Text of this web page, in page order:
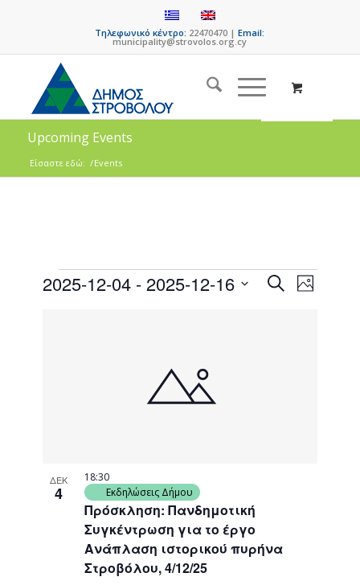
Τηλεφωνικό κέντρο: 22470470 |Email:
municipality@strovolos.org.cy
Upcoming Events
Είσαστε εδώ: /Events
Events
SearchEvent
Views
Photo
2025-12-04 - 2025-12-16
ΔΕΚ
4
Πρόσκληση: Πανδημοτική
Συγκέντρωση για το έργο
Ανάπλαση ιστορικού πυρήνα
Στροβόλου, 4/12/25
18:30
Εκδηλώσεις Δήμου